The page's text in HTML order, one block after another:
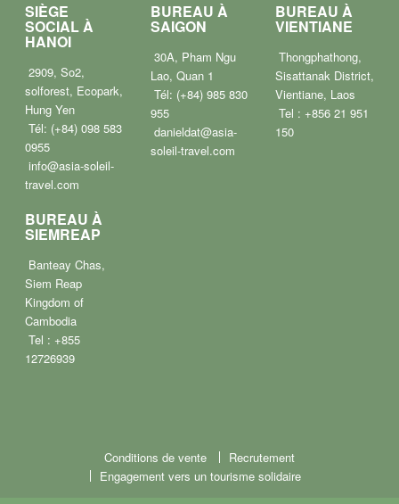
SIÈGE
SOCIAL À
HANOI
2909, So2,
solforest, Ecopark,
Hung Yen
Tél: (+84) 098 583
0955
info@asia-soleil-
travel.com
BUREAU À
SAIGON
30A, Pham Ngu
Lao, Quan 1
Tél: (+84) 985 830
955
danieldat@asia-
soleil-travel.com
BUREAU À
VIENTIANE
Thongphathong,
Sisattanak District,
Vientiane, Laos
Tel : +856 21 951
150
BUREAU À
SIEMREAP
Banteay Chas,
Siem Reap
Kingdom of
Cambodia
Tel : +855
12726939
Conditions de vente
Recrutement
Engagement vers un tourisme solidaire